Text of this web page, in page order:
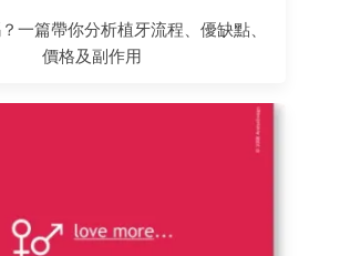
一篇帶你分析植牙流程、優缺點、
價格及副作用